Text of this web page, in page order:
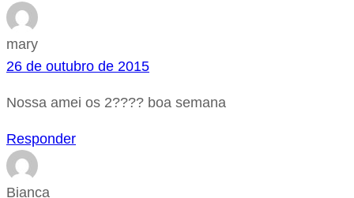
mary
26 de outubro de 2015
Nossa amei os 2???? boa semana
Responder
Bianca